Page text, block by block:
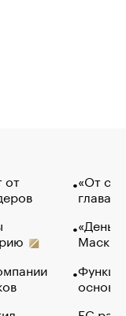
от
«От
глава
Маск в
основ